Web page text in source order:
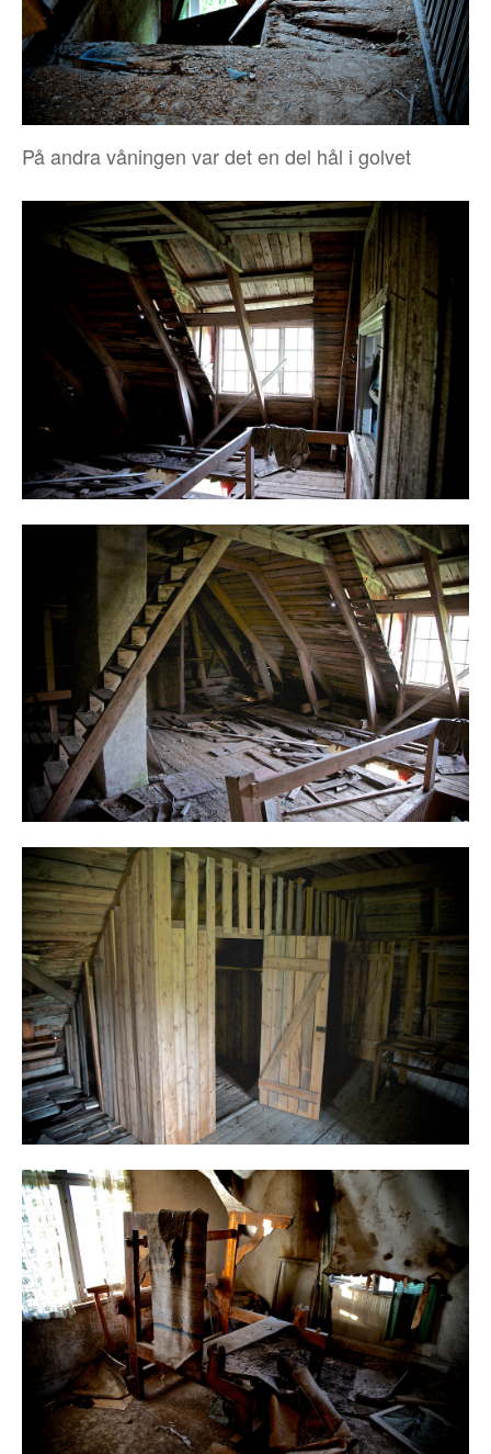
På andra våningen var det en del hål i golvet